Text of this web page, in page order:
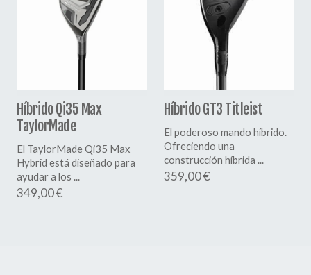
Híbrido Qi35 Max
TaylorMade
El TaylorMade Qi35 Max
Hybrid está diseñado para
ayudar a los ...
349,00 €
Híbrido GT3 Titleist
El poderoso mando híbrido.
Ofreciendo una
construcción híbrida ...
359,00 €